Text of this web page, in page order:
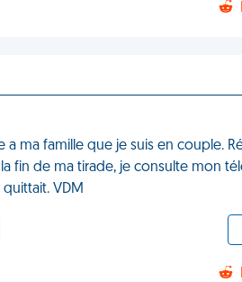
ma famille que je suis en couple.
fin de ma tirade, je consulte mon
VDM